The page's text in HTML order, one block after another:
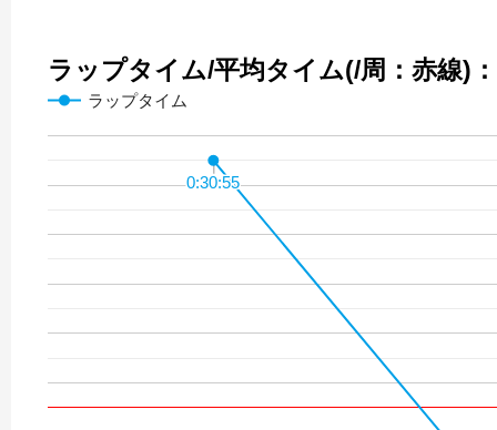
ラップタイム/平均タイム(/周：赤線)
ラップタイム
0:30:55
0:30:55